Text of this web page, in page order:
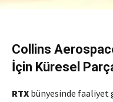
Collins
İçin Küresel
RTX bünyesinde faaliyet